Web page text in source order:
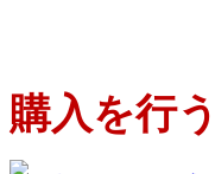
購入を行